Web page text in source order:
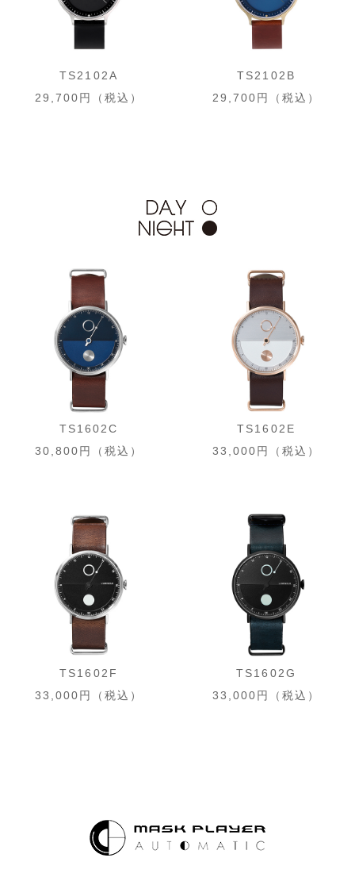
TS2102A
29,700円（税込）
TS2102B
29,700円（税込）
TS1602C
30,800円（税込）
TS1602E
33,000円（税込）
TS1602F
33,000円（税込）
TS1602G
33,000円（税込）